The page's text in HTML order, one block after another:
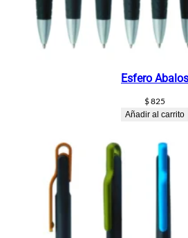
Esfero Abalos
$825
Añadir al carrito